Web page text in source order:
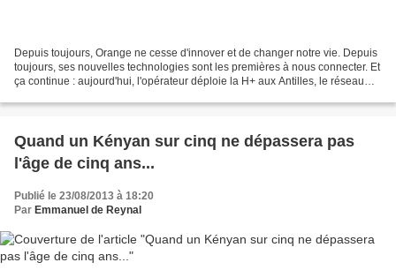
Depuis toujours, Orange ne cesse d'innover et de changer notre vie. Depuis
toujours, ses nouvelles technologies sont les premières à nous connecter. Et
ça continue : aujourd'hui, l'opérateur déploie la H+ aux Antilles, le réseau
Quand un Kényan sur cinq ne dépassera pas
l'âge de cinq ans...
Publié le 23/08/2013 à 18:20
Par Emmanuel de Reynal